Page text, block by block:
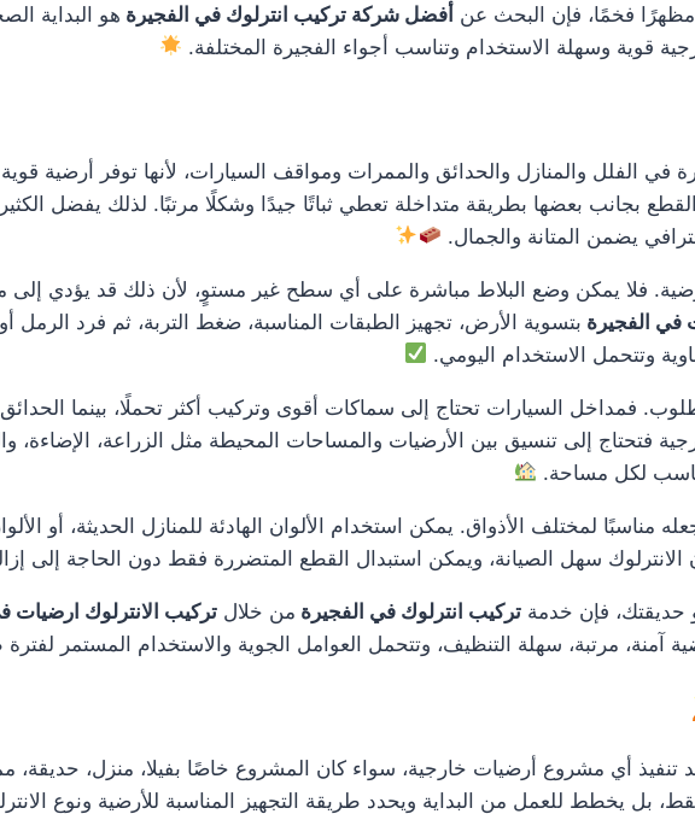
فخمًا، فإن البحث عن أفضل شركة تركيب انترلوك في الفجيرة هو البداية
قوية وسهلة الاستخدام وتناسب أجواء الفجيرة المختلفة.
في الفلل والمنازل والحدائق والممرات ومواقف السيارات، لأنها توفر أرضية
بجانب بعضها بطريقة متداخلة تعطي ثباتًا جيدًا وشكلًا مرتبًا. لذلك يفضل
يضمن المتانة والجمال.
فلا يمكن وضع البلاط مباشرة على أي سطح غير مستوٍ، لأن ذلك قد يؤدي إلى
في الفجيرة بتسوية الأرض، تجهيز الطبقات المناسبة، ضغط التربة، ثم فرد
وتتحمل الاستخدام اليومي.
فمداخل السيارات تحتاج إلى سماكات أقوى وتركيب أكثر تحملًا، بينما
فتحتاج إلى تنسيق بين الأرضيات والمساحات المحيطة مثل الزراعة، الإضاءة،
لكل مساحة.
لمختلف الأذواق. يمكن استخدام الألوان الهادئة للمنازل الحديثة، أو
سهل الصيانة، ويمكن استبدال القطع المتضررة فقط دون الحاجة إلى
حديقتك، فإن خدمة تركيب انترلوك في الفجيرة من خلال تركيب الانترلوك ارضيات
مرتبة، سهلة التنظيف، وتتحمل العوامل الجوية والاستخدام المستمر لفترة
أي مشروع أرضيات خارجية، سواء كان المشروع خاصًا بفيلا، منزل،
بل يخطط للعمل من البداية ويحدد طريقة التجهيز المناسبة للأرضية ونوع